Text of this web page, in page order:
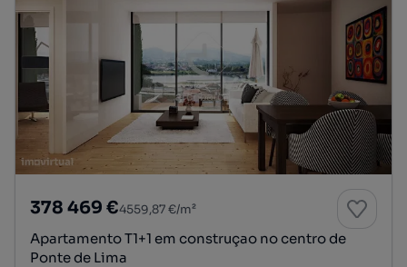
378 469 €4559,87 €/m²
Apartamento T1+1 em construçao no centro de
Ponte de Lima